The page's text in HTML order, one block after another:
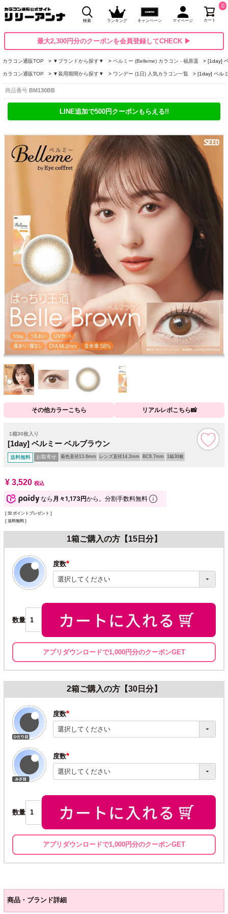
検索 ランキング キャンペーン マイページ カート
0
最大2,300円分のクーポンを会員登録してCHECK ▶
カラコン通販TOP ▼ブランドから探す▼ ベルミー (Belleme) カラコン - 福原遥 [1day]
カラコン通販TOP ▼装用期間から探す▼ ワンデー (1日) 人気カラコン一覧 [1day] ベル
商品番号 BM130BB
LINE追加で500円クーポンもらえる!!
その他カラーこちら リアルレポこちら📸
1箱30枚入り
[1day] ベルミー ベルブラウン
送料無料 お取寄せ 着色直径13.6mm レンズ直径14.2mm BC8.7mm 1箱30枚
¥ 3,520 税込
なら 月々1,173円から。分割手数料無料
[ 32 ポイントプレゼント ]
送料無料
1箱ご購入の方【15日分】
度数
(必
須)
数量
アプリダウンロードで1,000円分のクーポンGET
2箱ご購入の方【30日分】
度数
(必
須)
度数
(必
須)
数量
アプリダウンロードで1,000円分のクーポンGET
商品・ブランド詳細